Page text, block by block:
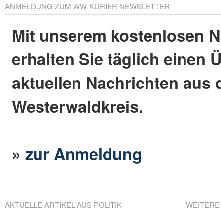
ANMELDUNG ZUM WW-KURIER NEWSLETTER
Mit unserem kostenlosen
erhalten Sie täglich einen
aktuellen Nachrichten aus
Westerwaldkreis.
»zur Anmeldung
AKTUELLE ARTIKEL AUS POLITIK